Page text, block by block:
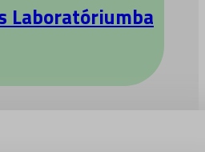
Laboratóriumba